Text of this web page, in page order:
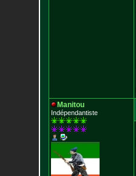
Manitou
Indépendantiste